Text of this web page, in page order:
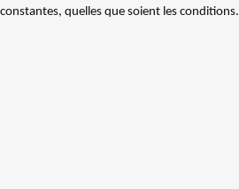
quelles que soient les conditions.